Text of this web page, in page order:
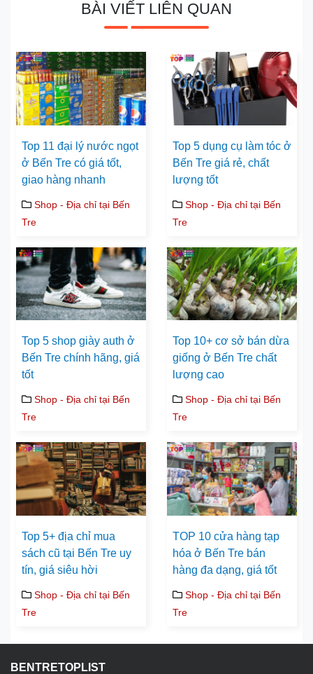
BÀI VIẾT LIÊN QUAN
Top 11 đại lý nước ngọt
ở Bến Tre có giá tốt,
giao hàng nhanh
Shop - Địa chỉ tại Bến
Tre
Top 5 dụng cụ làm tóc ở
Bến Tre giá rẻ, chất
lượng tốt
Shop - Địa chỉ tại Bến
Tre
Top 5 shop giày auth ở
Bến Tre chính hãng, giá
tốt
Shop - Địa chỉ tại Bến
Tre
Top 10+ cơ sở bán dừa
giống ở Bến Tre chất
lượng cao
Shop - Địa chỉ tại Bến
Tre
Top 5+ địa chỉ mua
sách cũ tại Bến Tre uy
tín, giá siêu hời
Shop - Địa chỉ tại Bến
Tre
TOP 10 cửa hàng tạp
hóa ở Bến Tre bán
hàng đa dạng, giá tốt
Shop - Địa chỉ tại Bến
Tre
BENTRETOPLIST